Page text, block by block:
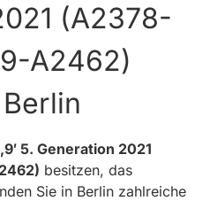
(A2378-
A2462)
5. Generation 2021
besitzen, das
Sie in Berlin zahlreiche